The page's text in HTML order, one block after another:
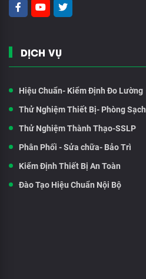
DỊCH VỤ
Hiệu Chuẩn- Kiểm Định Đo Lường
Thử Nghiệm Thiết Bị- Phòng Sạch
Thử Nghiệm Thành Thạo-SSLP
Phân Phối - Sửa chữa- Bảo Trì
Kiểm Định Thiết Bị An Toàn
Đào Tạo Hiệu Chuẩn Nội Bộ